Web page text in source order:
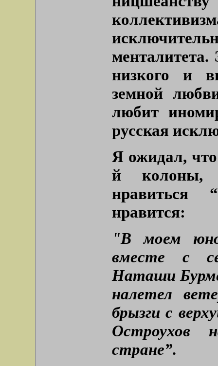
менталитета.
низкого и
земной
любит
русская
Я ожидал,
й колоны,
нравиться
нравится:
"В моем
вместе с
Наташи
налетел
брызги с
Остроухов
стране”.